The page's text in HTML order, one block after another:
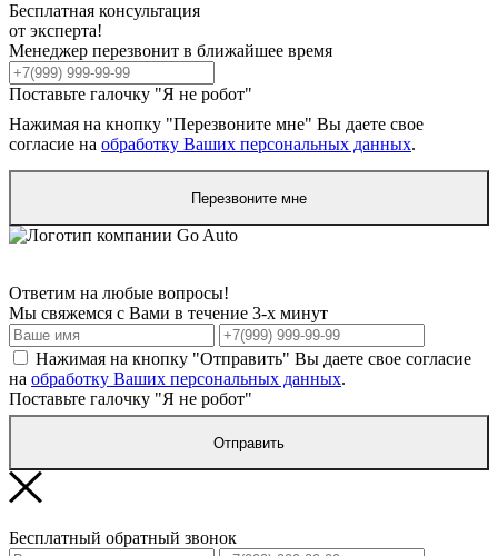
Бесплатная консультация
от эксперта!
Менеджер перезвонит в ближайшее время
Поставьте галочку "Я не робот"
Нажимая на кнопку "Перезвоните мне" Вы даете свое
согласие на обработку Ваших персональных данных.
Перезвоните мне
Ответим на любые вопросы!
Мы свяжемся с Вами в течение 3-х минут
Нажимая на кнопку "Отправить" Вы даете свое согласие
на обработку Ваших персональных данных.
Поставьте галочку "Я не робот"
Отправить
Бесплатный обратный звонок